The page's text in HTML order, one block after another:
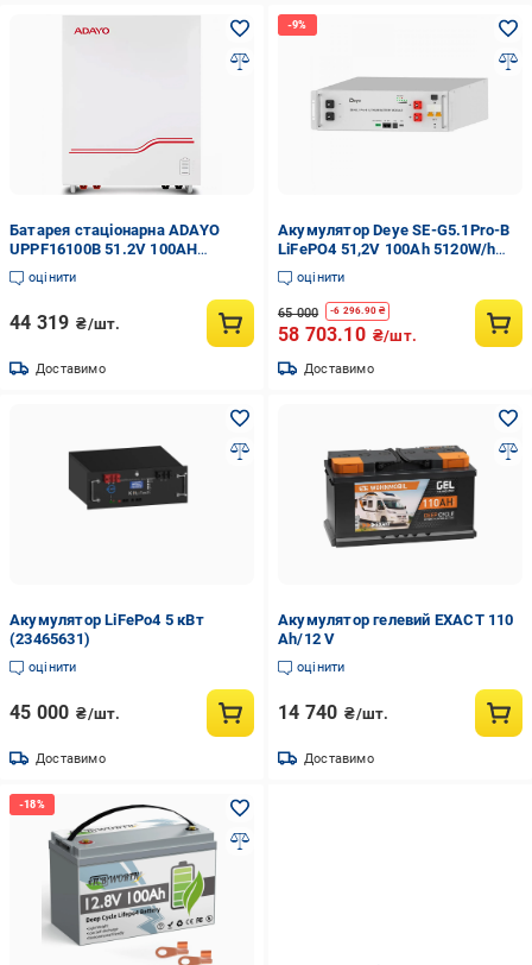
Батарея стаціонарна ADAYO
UPPF16100B 51.2V 100AH
5.12KWH
оцінити
44 319 ₴/шт.
Доставимо
Акумулятор Deye SE-G5.1Pro-B
LiFePO4 51,2V 100Ah 5120W/h
200А (21553436)
оцінити
65 000 -6 296.90₴
58 703.10 ₴/шт.
Доставимо
Акумулятор LiFePo4 5 кВт
(23465631)
оцінити
45 000 ₴/шт.
Доставимо
Акумулятор гелевий EXACT 110
Аh/12 V
оцінити
14 740 ₴/шт.
Доставимо